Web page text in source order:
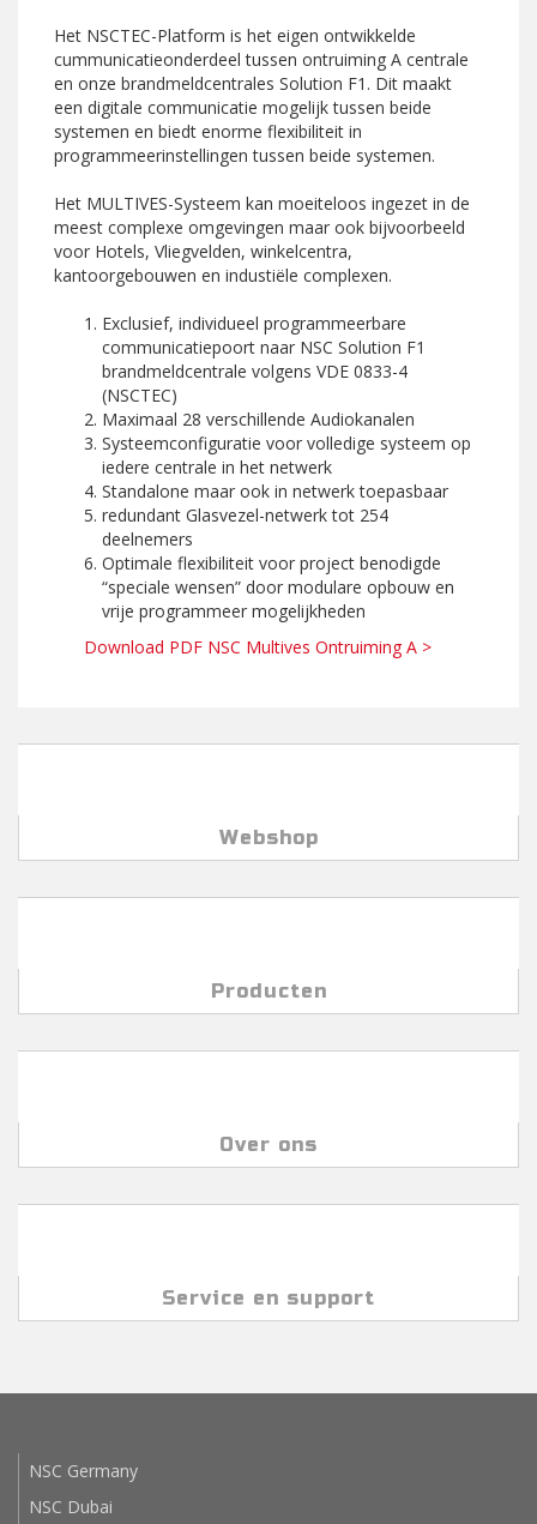
Het NSCTEC-Platform is het eigen ontwikkelde
cummunicatieonderdeel tussen ontruiming A centrale
en onze brandmeldcentrales Solution F1. Dit maakt
een digitale communicatie mogelijk tussen beide
systemen en biedt enorme flexibiliteit in
programmeerinstellingen tussen beide systemen.
Het MULTIVES-Systeem kan moeiteloos ingezet in de
meest complexe omgevingen maar ook bijvoorbeeld
voor Hotels, Vliegvelden, winkelcentra,
kantoorgebouwen en industiële complexen.
Exclusief, individueel programmeerbare
communicatiepoort naar NSC Solution F1
brandmeldcentrale volgens VDE 0833-4
(NSCTEC)
Maximaal 28 verschillende Audiokanalen
Systeemconfiguratie voor volledige systeem op
iedere centrale in het netwerk
Standalone maar ook in netwerk toepasbaar
redundant Glasvezel-netwerk tot 254
deelnemers
Optimale flexibiliteit voor project benodigde
“speciale wensen” door modulare opbouw en
vrije programmeer mogelijkheden
Download PDF NSC Multives Ontruiming A >
Webshop
Producten
Over ons
Service en support
NSC Germany
NSC Dubai